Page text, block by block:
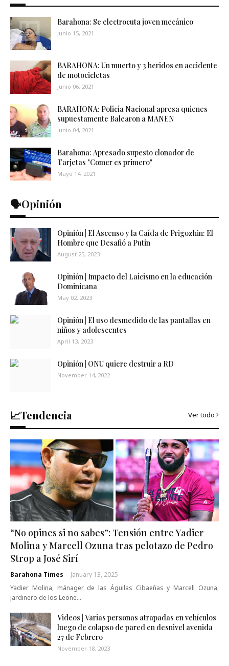
Barahona: Se electrocuta joven mecánico
Junio 15, 2021
BARAHONA: Un muerto y 3 heridos en accidente
de motocicletas
Junio 06, 2021
BARAHONA: Policía Nacional apresa quienes
supuestamente Balearon a MANEN
Junio 04, 2021
Barahona: Apresado supesto clonador de
Tarjetas "Comer es primero"
Mayo 14, 2021
🗣️Opinión
Opinión | El Ascenso y la Caída de Prigozhin: El
Hombre que Desafió a Putin
August 25, 2023
Opinión | Impacto del Laicismo en la educación
Dominicana
May 02, 2023
Opinión | El uso desmedido de las pantallas en
niños y adolescentes
April 13, 2023
Opinión | ONU quiere destruir a RD
November 14, 2022
📈Tendencia Ver todo
“No opines si no sabes”: Tensión entre Yadier
Molina y Marcell Ozuna tras pelotazo de Pedro
Strop a José Sirí
Barahona Times - January 13, 2025
Yadier Molina, mánager de las Águilas Cibaeñas y Marcell Ozuna,
jardinero de los Leone…
Videos | Varias personas atrapadas en vehículos
luego de colapso de pared en desnivel avenida
27 de Febrero
November 18, 2023